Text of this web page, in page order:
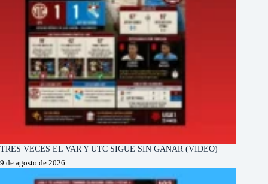
TRES VECES EL VAR Y UTC SIGUE SIN GANAR (VIDEO)
9 de agosto de 2026